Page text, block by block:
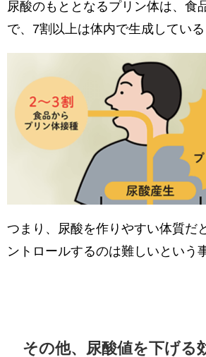
尿酸のもととなるプリン体は、食
で、7割以上は体内で生成している
つまり、尿酸を作りやすい体質だ
ントロールするのは難しいという
その他、尿酸値を下げる